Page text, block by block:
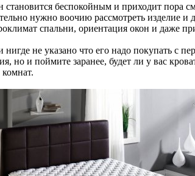
беспокойным и приходит пора
нужно воочию рассмотреть изделие
спальни, ориентация окон и даже
нигде не указано что его надо покупать с
но и поймите заранее, будет ли у вас